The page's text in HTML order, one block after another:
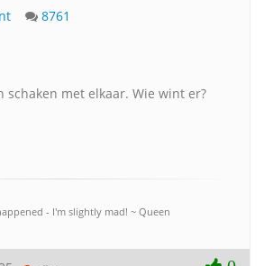
8761
schaken met elkaar. Wie wint er?
- I'm slightly mad! ~ Queen